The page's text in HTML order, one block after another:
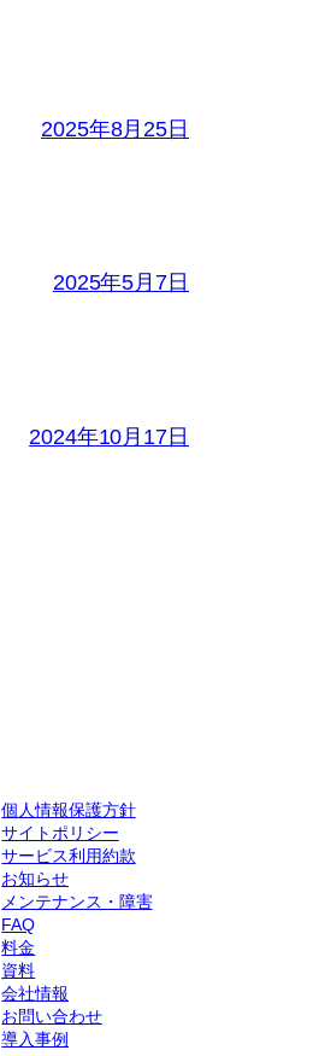
2025年8月25日
2025年5月7日
2024年10月17日
個人情報保護方針
サイトポリシー
サービス利用約款
お知らせ
メンテナンス・障害
FAQ
料金
資料
会社情報
お問い合わせ
導入事例